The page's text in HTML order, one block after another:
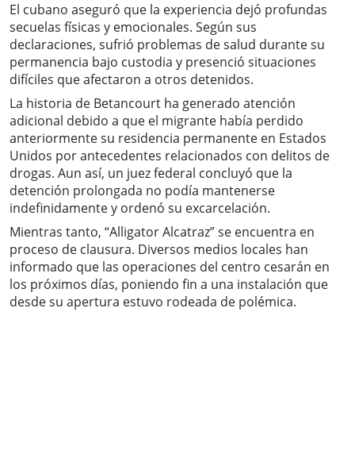
El cubano aseguró que la experiencia dejó profundas
secuelas físicas y emocionales. Según sus
declaraciones, sufrió problemas de salud durante su
permanencia bajo custodia y presenció situaciones
difíciles que afectaron a otros detenidos.
La historia de Betancourt ha generado atención
adicional debido a que el migrante había perdido
anteriormente su residencia permanente en Estados
Unidos por antecedentes relacionados con delitos de
drogas. Aun así, un juez federal concluyó que la
detención prolongada no podía mantenerse
indefinidamente y ordenó su excarcelación.
Mientras tanto, “Alligator Alcatraz” se encuentra en
proceso de clausura. Diversos medios locales han
informado que las operaciones del centro cesarán en
los próximos días, poniendo fin a una instalación que
desde su apertura estuvo rodeada de polémica.